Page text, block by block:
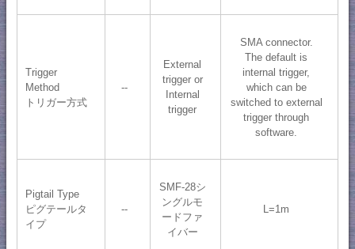
Trigger
Method
トリガー方式
--
External
trigger or
Internal
trigger
SMA connector.
The default is
internal trigger,
which can be
switched to external
trigger through
software.
Pigtail Type
ピグテールタ
イプ
--
SMF-28シ
ングルモ
ードファ
イバー
L=1m